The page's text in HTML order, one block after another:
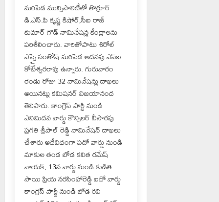
మరిపెడ మున్సిపాలిటీలో తొర్రూర్
డి.ఎస్.పి కృష్ణ కిషోర్,సీఐ రాజ్
కుమార్ గౌడ్ నామినేషన్ల కేంద్రాలను
పరిశీలించారు. వారితోపాటు శిరోల్
ఎస్సై సంతోష్ మరిపెడ అదనపు ఎస్ఐ
కోటేశ్వరరావు ఉన్నారు. గురువారం
రెండు రోజు 32 నామినేషన్లు దాఖలు
అయినట్లు కమిషనర్ విజయానంద
తెలిపారు. కాంగ్రెస్ పార్టీ నుండి
ఎనిమిదవ వార్డు కౌన్సిలర్ వీసారపు
ప్రగతి శ్రీపాల్ రెడ్డి నామినేషన్ దాఖలు
చేశారు అదేవిధంగా పదో వార్డు నుండి
మాకుల తండ బోడ కవిత రమేష్
నాయక్, 13వ వార్డు నుండి కుడితి
సాయి ప్రియ నరసింహారెడ్డి ఐదో వార్డు
కాంగ్రెస్ పార్టీ నుండి బోడ రవి